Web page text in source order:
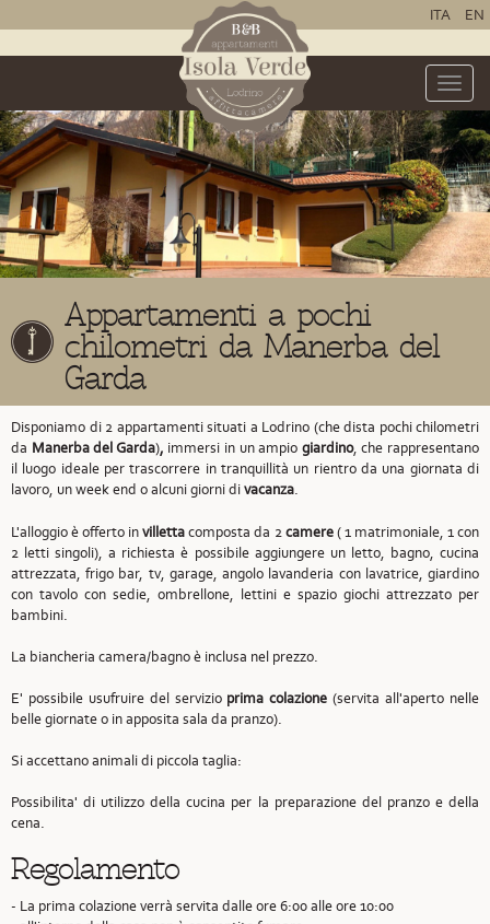
ITA EN
Toggle
Appartamenti a pochi
chilometri da Manerba del
Garda
Disponiamo di 2 appartamenti situati a Lodrino (che dista pochi chilometri
da Manerba del Garda), immersi in un ampio giardino, che rappresentano
il luogo ideale per trascorrere in tranquillità un rientro da una giornata di
lavoro, un week end o alcuni giorni divacanza.
L'alloggio è offerto invillettacomposta da 2camere( 1 matrimoniale, 1 con
2 letti singoli), a richiesta è possibile aggiungere un letto, bagno, cucina
attrezzata, frigo bar, tv, garage, angolo lavanderia con lavatrice, giardino
con tavolo con sedie, ombrellone, lettini e spazio giochi attrezzato per
bambini.
La biancheria camera/bagno è inclusa nel prezzo.
E' possibile usufruire del servizio prima colazione (servita all'aperto nelle
belle giornate o in apposita sala da pranzo).
Si accettano animali di piccola taglia:
Possibilita' di utilizzo della cucina per la preparazione del pranzo e della
cena.
Regolamento
- La prima colazione verrà servita dalle ore 6:00 alle ore 10:00